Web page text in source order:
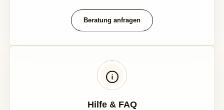
Beratung anfragen
Hilfe & FAQ